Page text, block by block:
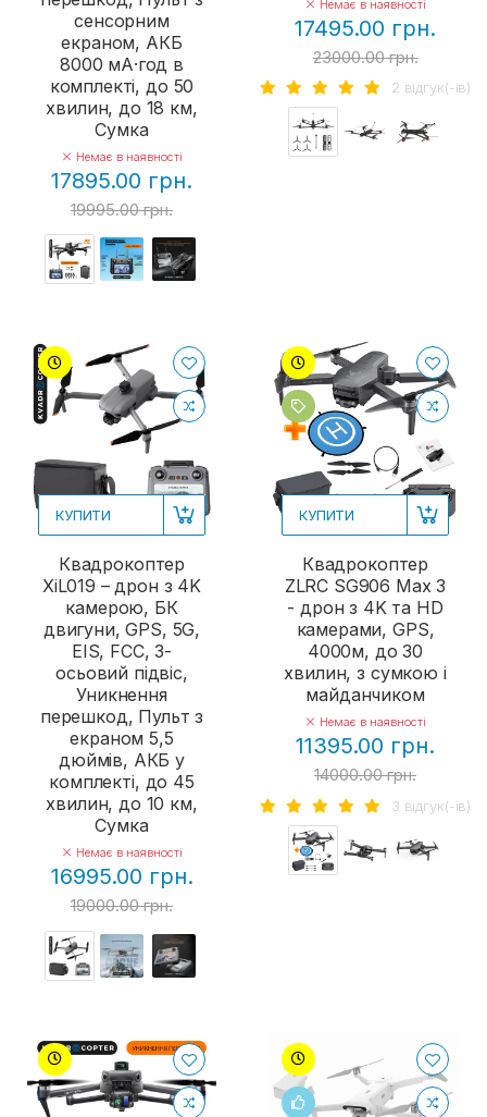
сенсорним
екраном, АКБ
8000 мА·год в
комплекті, до 50
хвилин, до 18 км,
Сумка
Немає в наявності
17895.00 грн.
19995.00 грн.
Немає в наявності
17495.00 грн.
23000.00 грн.
2 вiдгук(-iв)
КУПИТИ
Квадрокоптер
XiL019 – дрон з 4K
камерою, БК
двигуни, GPS, 5G,
EIS, FCC, 3-
осьовий підвіс,
Уникнення
перешкод, Пульт з
екраном 5,5
дюймів, АКБ у
комплекті, до 45
хвилин, до 10 км,
Сумка
Немає в наявності
16995.00 грн.
19000.00 грн.
КУПИТИ
Квадрокоптер
ZLRC SG906 Max 3
- дрон з 4K та HD
камерами, GPS,
4000м, до 30
хвилин, з сумкою і
майданчиком
Немає в наявності
11395.00 грн.
14000.00 грн.
3 вiдгук(-iв)